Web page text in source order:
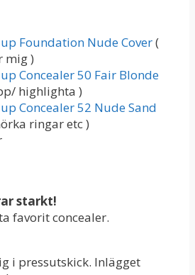
Foundation Nude Cover(
mig )
Concealer 50 Fair Blonde
highlighta )
Concealer 52 Nude Sand
ringar etc )
starkt!
favorit concealer.
i pressutskick. Inlägget